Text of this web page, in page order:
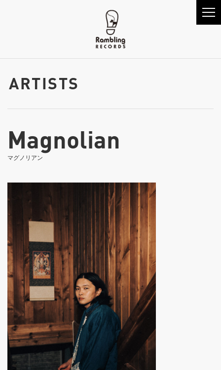
ARTISTS
Magnolian
マグノリアン